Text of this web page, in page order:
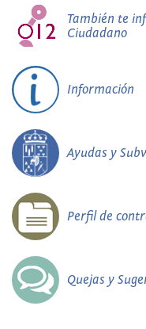
También te
Ciudadano
Información
Ayudas y
Perfil de
Quejas y